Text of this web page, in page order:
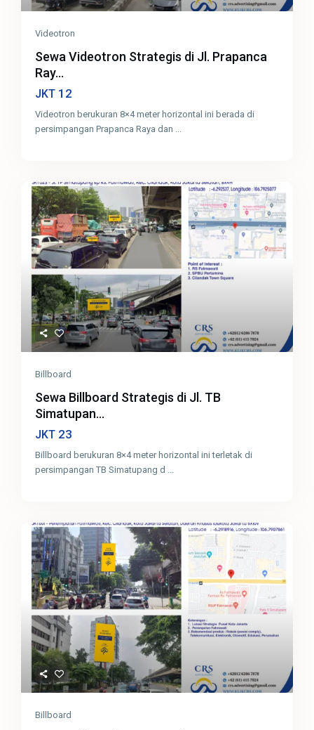
Videotron
Sewa Videotron Strategis di Jl. Prapanca
Ray...
JKT 12
Videotron berukuran 8×4 meter horizontal ini berada di
persimpangan Prapanca Raya dan
Billboard
Sewa Billboard Strategis di Jl. TB
Simatupan...
JKT 23
Billboard berukuran 8×4 meter horizontal ini terletak di
persimpangan TB Simatupang d
Billboard